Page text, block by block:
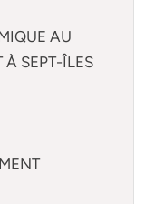
AU
SEPT-ÎLES